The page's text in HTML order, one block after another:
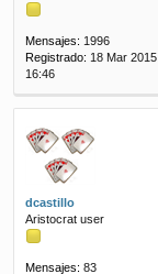
Mensajes: 1996
Registrado: 18 Mar 2015
16:46
dcastillo
Aristocrat user
Mensajes: 83